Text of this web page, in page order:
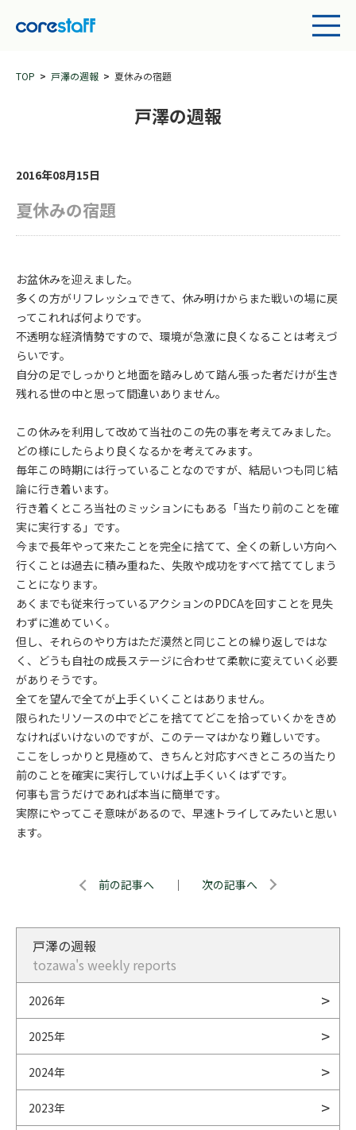
TOP 戸澤の週報 夏休みの宿題
戸澤の週報
2016年08月15日
夏休みの宿題
お盆休みを迎えました。
多くの方がリフレッシュできて、休み明けからまた戦いの場に戻
ってこれれば何よりです。
不透明な経済情勢ですので、環境が急激に良くなることは考えづ
らいです。
自分の足でしっかりと地面を踏みしめて踏ん張った者だけが生き
残れる世の中と思って間違いありません。
この休みを利用して改めて当社のこの先の事を考えてみました。
どの様にしたらより良くなるかを考えてみます。
毎年この時期には行っていることなのですが、結局いつも同じ結
論に行き着います。
行き着くところ当社のミッションにもある「当たり前のことを確
実に実行する」です。
今まで長年やって来たことを完全に捨てて、全くの新しい方向へ
行くことは過去に積み重ねた、失敗や成功をすべて捨ててしまう
ことになります。
あくまでも従来行っているアクションのPDCAを回すことを見失
わずに進めていく。
但し、それらのやり方はただ漠然と同じことの繰り返しではな
く、どうも自社の成長ステージに合わせて柔軟に変えていく必要
がありそうです。
全てを望んで全てが上手くいくことはありません。
限られたリソースの中でどこを捨ててどこを拾っていくかをきめ
なければいけないのですが、このテーマはかなり難しいです。
ここをしっかりと見極めて、きちんと対応すべきところの当たり
前のことを確実に実行していけば上手くいくはずです。
何事も言うだけであれば本当に簡単です。
実際にやってこそ意味があるので、早速トライしてみたいと思い
ます。
前の記事へ ｜ 次の記事へ
戸澤の週報
tozawa's weekly reports
2026年
2025年
2024年
2023年